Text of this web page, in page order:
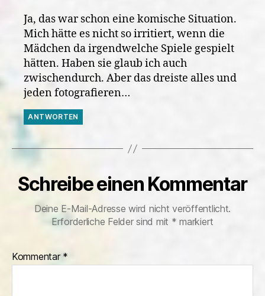
Ja, das war schon eine komische Situation.
Mich hätte es nicht so irritiert, wenn die
Mädchen da irgendwelche Spiele gespielt
hätten. Haben sie glaub ich auch
zwischendurch. Aber das dreiste alles und
jeden fotografieren…
ANTWORTEN
Schreibe einen Kommentar
Deine E-Mail-Adresse wird nicht veröffentlicht.
Erforderliche Felder sind mit * markiert
Kommentar *